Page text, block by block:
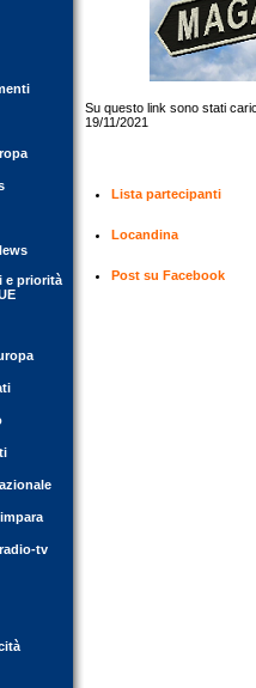
e priorità
tv
Su questo link sono stati
19/11/2021
Lista partecipanti
Locandina
Post su Facebook